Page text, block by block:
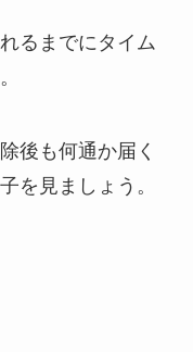
るまでにタイム
後も何通か届く
を見ましょう。